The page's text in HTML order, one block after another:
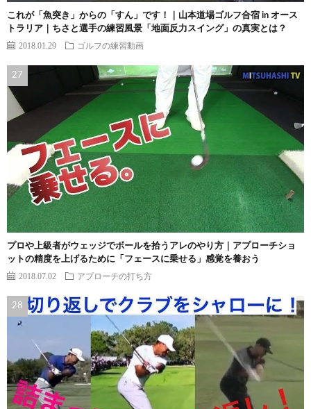
これが「魚突き」からの「すん」です！｜山本道場ゴルフ合宿 in オース
トラリア｜ちさと選手の練習風景「地面反力スイング」の真実とは？
2018.01.29 ゴルフの練習動画
プロや上級者がウェッジでボールを拾うアレのやり方｜アプローチショ
ットの精度を上げるために「フェースに乗せる」感覚を養おう
2018.07.02 アプローチの打ち方